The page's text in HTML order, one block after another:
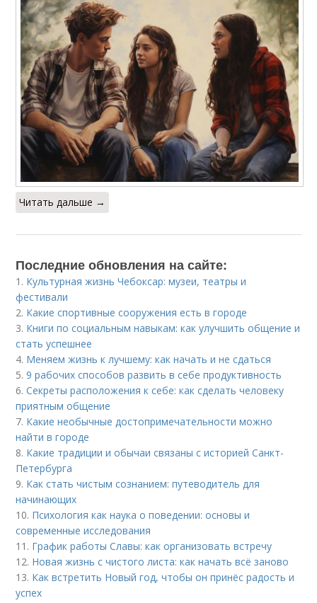
Читать дальше →
Последние обновления на сайте:
1. Культурная жизнь Чебоксар: музеи, театры и
фестивали
2. Какие спортивные сооружения есть в городе
3. Книги по социальным навыкам: как улучшить общение и
стать успешнее
4. Меняем жизнь к лучшему: как начать и не сдаться
5.9 рабочих способов развить в себе продуктивность
6.Секреты расположения к себе: как сделать человеку
приятным общение
7. Какие необычные достопримечательности можно
найти в городе
8. Какие традиции и обычаи связаны с историей Санкт-
Петербурга
9. Как стать чистым сознанием: путеводитель для
начинающих
10. Психология как наука о поведении: основы и
современные исследования
11. График работы Славы: как организовать встречу
12. Новая жизнь с чистого листа: как начать всё заново
13. Как встретить Новый год, чтобы он принёс радость и
успех